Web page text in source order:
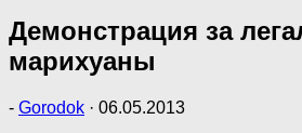
Демонстрация за
марихуаны
- Gorodok · 06.05.2013